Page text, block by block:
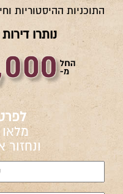
התוכניות ההיסטוריות
נותרו